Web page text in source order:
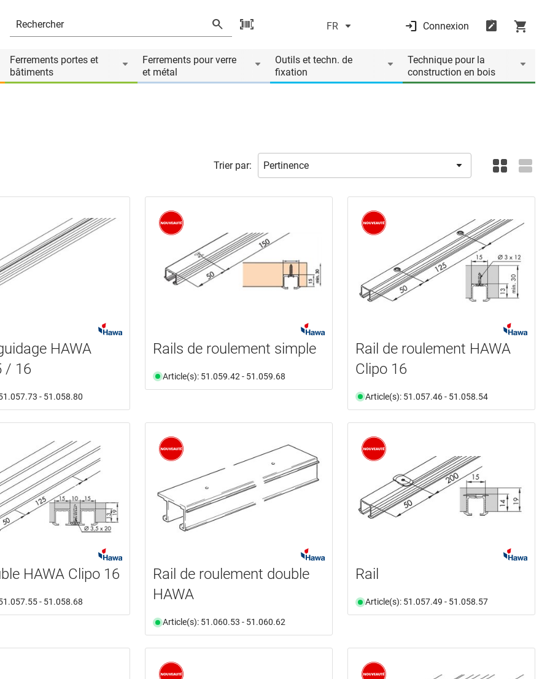
FR Connexion
Ferrements portes et
bâtiments
Ferrements pour verre
et métal
Outils et techn. de
fixation
Technique pour la
construction en bois
Trier par:
HAWA
/ 16
- 51.058.80
Rails de roulement simple
Article(s): 51.059.42 - 51.059.68
Rail de roulement HAWA
Clipo 16
Article(s): 51.057.46 - 51.058.54
HAWA Clipo 16
- 51.058.68
Rail de roulement double
HAWA
Article(s): 51.060.53 - 51.060.62
Rail
Article(s): 51.057.49 - 51.058.57